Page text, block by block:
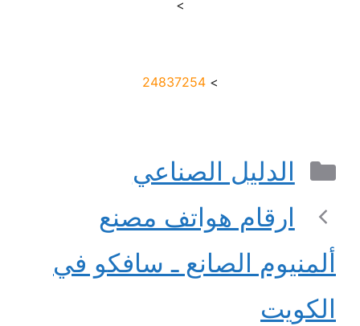
>
>
24837254
التصنيفات
الدليل الصناعي
ارقام هواتف مصنع
ألمنيوم الصانع ـ سافكو في
الكويت